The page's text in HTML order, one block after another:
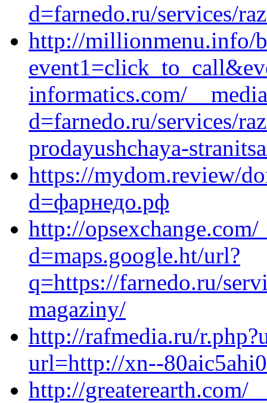
d=farnedo.ru/services/
http://millionmenu.info/
informatics.com/
d=farnedo.ru/services/
prodayushchaya-
https://mydom.review/
d=фарнедо.рф
http://
d=maps.google.ht/url?
q=https://farnedo.ru/
magaziny/
http://rafmedia.ru/
url=http://xn--
http://greaterearth.com/